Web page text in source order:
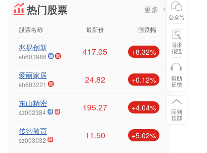
热门股票 更多
股票名称 最新价 涨跌幅
兆易创新
sh603986 417.05 +8.32%
爱丽家居
sh603221 24.82 +0.12%
东山精密
sz002384 195.27 +4.04%
传智教育
sz003032 11.50 +5.02%
公众号
寻求
报道
帮助
反馈
回到
顶部